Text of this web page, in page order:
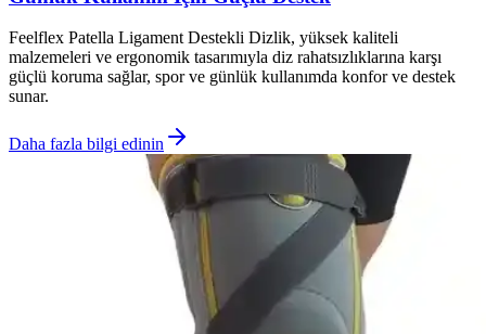
Feelflex Patella Ligament Destekli Dizlik, yüksek kaliteli
malzemeleri ve ergonomik tasarımıyla diz rahatsızlıklarına karşı
güçlü koruma sağlar, spor ve günlük kullanımda konfor ve destek
sunar.
Daha fazla bilgi edinin